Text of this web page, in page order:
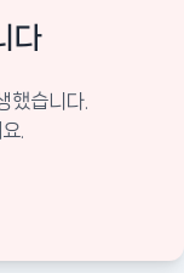
다
했습니다.
.